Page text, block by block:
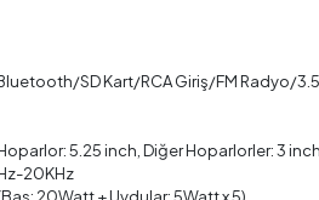
SD Kart/RCA Giriş/FM Radyo/
5.25 inch, Diğer Hoparlorler: 3 inch
20KHz
(Bas: 20Watt + Uydular: 5Watt x 5)